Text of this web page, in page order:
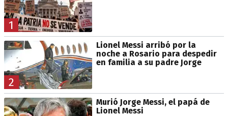
1
2
Lionel Messi arribó por la
noche a Rosario para despedir
en familia a su padre Jorge
Murió Jorge Messi, el papá de
Lionel Messi